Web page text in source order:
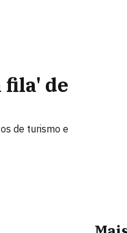
fila' de
de turismo e